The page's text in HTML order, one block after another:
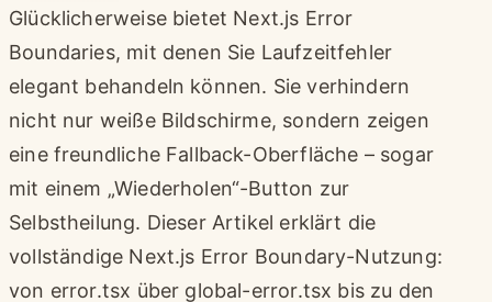
Glücklicherweise bietet Next.js Error
Boundaries, mit denen Sie Laufzeitfehler
elegant behandeln können. Sie verhindern
nicht nur weiße Bildschirme, sondern zeigen
eine freundliche Fallback-Oberfläche – sogar
mit einem „Wiederholen“-Button zur
Selbstheilung. Dieser Artikel erklärt die
vollständige Next.js Error Boundary-Nutzung:
von error.tsx über global-error.tsx bis zu den